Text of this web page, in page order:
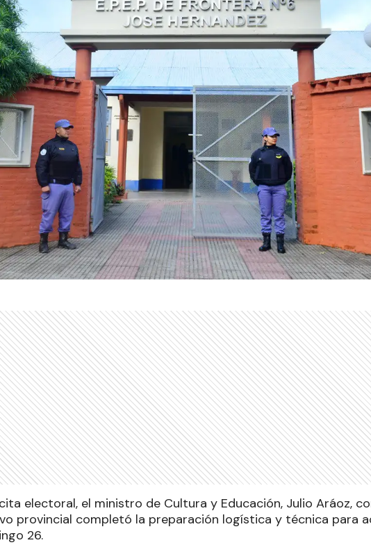
electoral, el ministro de Cultura y Educación, Julio Aráoz,
provincial completó la preparación logística y técnica para
26.